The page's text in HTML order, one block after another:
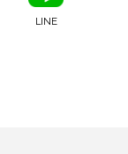
LINE